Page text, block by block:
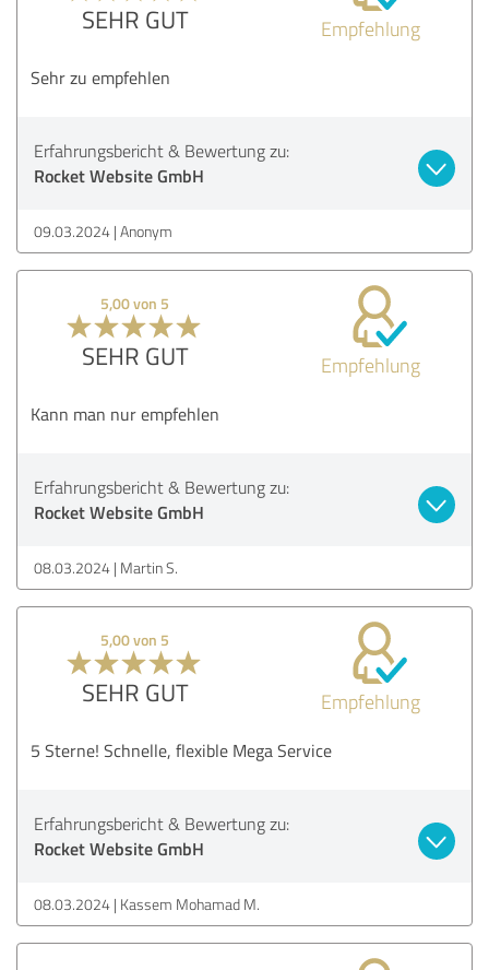
SEHR GUT Empfehlung
Sehr zu empfehlen
Erfahrungsbericht & Bewertung zu:
Rocket Website GmbH
09.03.2024 Anonym
5,00 von 5
SEHR GUT Empfehlung
Kann man nur empfehlen
Erfahrungsbericht & Bewertung zu:
Rocket Website GmbH
08.03.2024 Martin S.
5,00 von 5
SEHR GUT Empfehlung
5 Sterne! Schnelle, flexible Mega Service
Erfahrungsbericht & Bewertung zu:
Rocket Website GmbH
08.03.2024 Kassem Mohamad M.